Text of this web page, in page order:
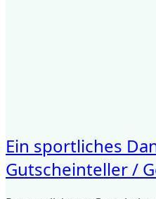
Ein sportliches
Gutscheinteller /